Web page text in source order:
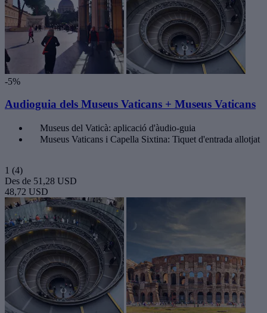
-5%
Audioguia dels Museus Vaticans + Museus Vaticans
Museus del Vaticà: aplicació d'àudio-guia
Museus Vaticans i Capella Sixtina: Tiquet d'entrada allotjat
1 (4)
Des de 51,28 USD
48,72 USD